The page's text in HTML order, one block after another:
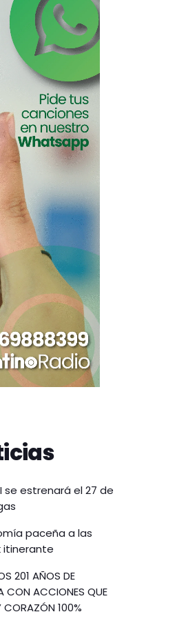
se estrenará el 27 de
paceña a las
itinerante
201 AÑOS DE
CON ACCIONES QUE
CORAZÓN 100%